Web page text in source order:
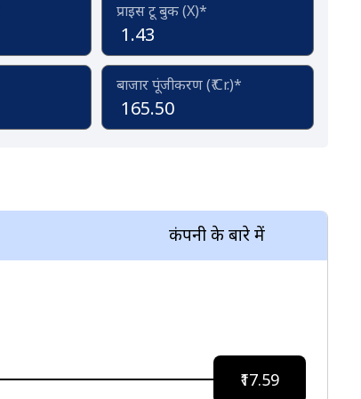
प्राइस टू बुक (X)*
1.43
बाजार पूंजीकरण (₹ Cr.)*
165.50
कंपनी के बारे में
₹17.59